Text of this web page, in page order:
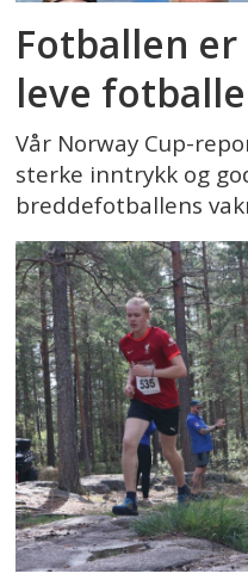
Fotballen
leve
Vår Norway Cup-
sterke inntrykk og
breddefotballens